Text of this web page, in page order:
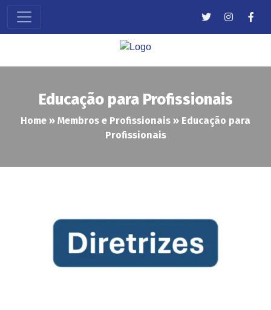
Educação para Profissionais
Home » Membros e Profissionais » Educação para
Profissionais